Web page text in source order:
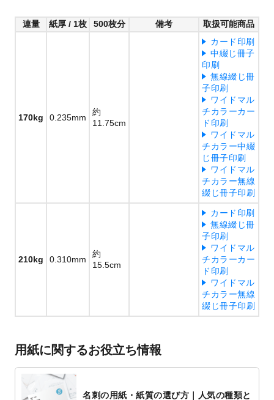
連量 紙厚 / 1枚 500枚分 備考 取扱可能商品
170kg 0.235mm
約
11.75cm
カード印刷
中綴じ冊子
印刷
無線綴じ冊
子印刷
ワイドマル
チカラーカー
ド印刷
ワイドマル
チカラー中綴
じ冊子印刷
ワイドマル
チカラー無線
綴じ冊子印刷
210kg 0.310mm
約
15.5cm
カード印刷
無線綴じ冊
子印刷
ワイドマル
チカラーカー
ド印刷
ワイドマル
チカラー無線
綴じ冊子印刷
用紙に関するお役立ち情報
名刺の用紙・紙質の選び方｜人気の種類と